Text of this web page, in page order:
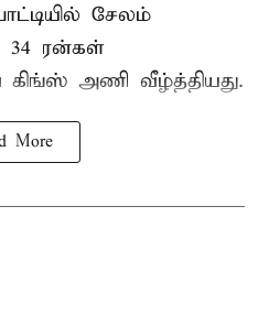
சேலம்
ரன்கள்
கிங்ஸ் அணி வீழ்த்தியது.
More